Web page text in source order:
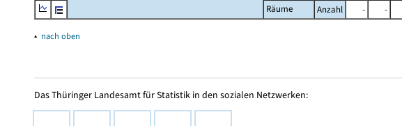
Räume
Anzahl - -
▴ nach oben
Das Thüringer Landesamt für Statistik in den sozialen Netzwerken: